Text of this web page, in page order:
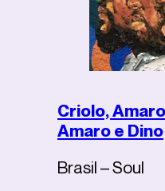
Criolo,
Amaro e Dino
Brasil – Soul